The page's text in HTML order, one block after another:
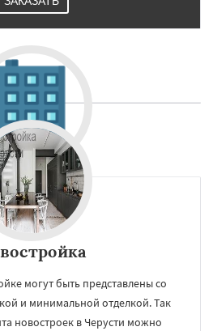
могут быть представлены со
и минимальной отделкой. Так
новостроек в Черусти можно